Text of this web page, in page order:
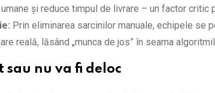
și reduce timpul de livrare – un factor critic
Prin eliminarea sarcinilor manuale, echipele se
reală, lăsând „munca de jos” în seama
nu va fi deloc